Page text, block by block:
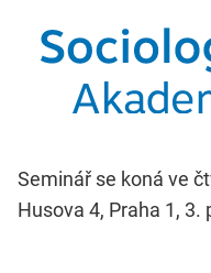
Seminář se koná ve
Husova 4, Praha 1, 3.